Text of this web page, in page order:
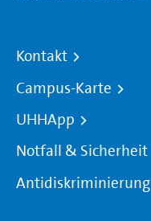
Kontakt
Campus-Karte
UHHApp
Notfall & Sicherheit
Antidiskriminierung